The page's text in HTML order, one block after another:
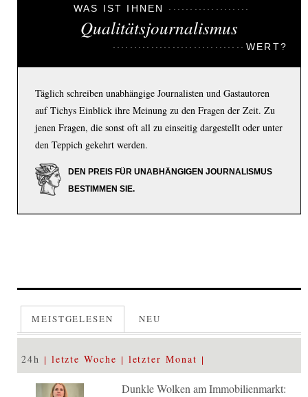
WAS IST IHNEN
Qualitätsjournalismus
WERT?
Täglich schreiben unabhängige Journalisten und Gastautoren
auf Tichys Einblick ihre Meinung zu den Fragen der Zeit. Zu
jenen Fragen, die sonst oft all zu einseitig dargestellt oder unter
den Teppich gekehrt werden.
DEN PREIS FÜR UNABHÄNGIGEN JOURNALISMUS
BESTIMMEN SIE.
MEISTGELESEN NEU
24h letzte Woche letzter Monat
Dunkle Wolken am Immobilienmarkt: